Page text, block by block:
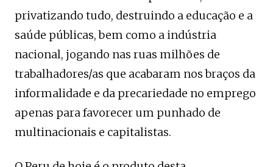
privatizando tudo, destruindo a educação e a
saúde públicas, bem como a indústria
nacional, jogando nas ruas milhões de
trabalhadores/as que acabaram nos braços da
informalidade e da precariedade no emprego
apenas para favorecer um punhado de
multinacionais e capitalistas.